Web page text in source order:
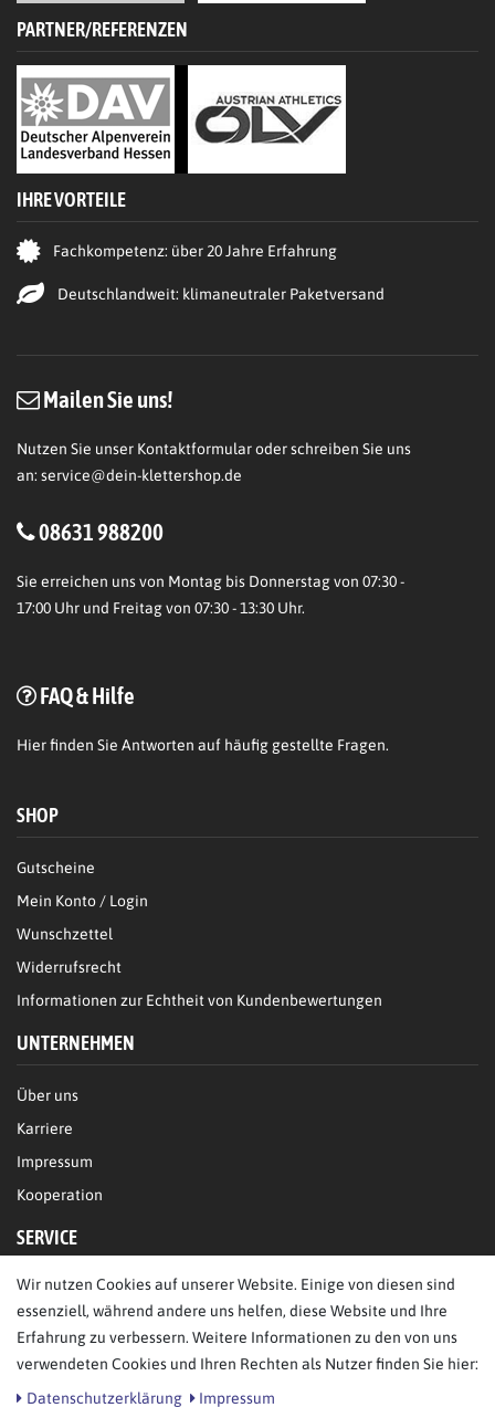
PARTNER/REFERENZEN
IHRE VORTEILE
Fachkompetenz: über 20 Jahre Erfahrung
Deutschlandweit: klimaneutraler Paketversand
Mailen Sie uns!
Nutzen Sie unser Kontaktformular oder schreiben Sie uns
an: service@dein-klettershop.de
08631 988200
Sie erreichen uns von Montag bis Donnerstag von 07:30 -
17:00 Uhr und Freitag von 07:30 - 13:30 Uhr.
FAQ & Hilfe
Hierfinden Sie Antworten auf häufig gestellte Fragen.
SHOP
Gutscheine
Mein Konto / Login
Wunschzettel
Widerrufsrecht
Informationen zur Echtheit von Kundenbewertungen
UNTERNEHMEN
Über uns
Karriere
Impressum
Kooperation
SERVICE
FAQ/Hilfe
Datenschutz
AGB
Wir nutzen Cookies auf unserer Website. Einige von diesen sind
essenziell, während andere uns helfen, diese Website und Ihre
Erfahrung zu verbessern. Weitere Informationen zu den von uns
verwendeten Cookies und Ihren Rechten als Nutzer finden Sie hier:
Daten­schutz­erklärung
Impressum